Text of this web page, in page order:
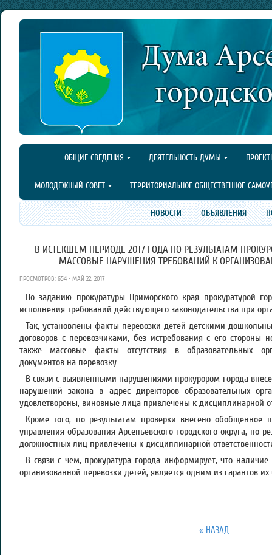
ОБЩИЕ СВЕДЕНИЯ ДЕЯТЕЛЬНОСТЬ ДУМЫ
МОЛОДЕЖНЫЙ СОВЕТ ТЕРРИТОРИАЛЬНОЕ ОБЩЕСТВЕННОЕ
НОВОСТИ ОБЪЯВЛЕНИЯ
В ИСТЕКШЕМ ПЕРИОДЕ 2017 ГОДА ПО РЕЗУЛЬТАТАМ
МАССОВЫЕ НАРУШЕНИЯ ТРЕБОВАНИЙ К
ПРОСМОТРОВ: 654 · МАЙ 22, 2017
По заданию прокуратуры Приморского края прокуратурой
исполнения требований действующего законодательства при
Так, установлены факты перевозки детей детскими
договоров с перевозчиками, без истребования с его стороны
также массовые факты отсутствия в образовательных
документов на перевозку.
В связи с выявленными нарушениями прокурором города
нарушений закона в адрес директоров образовательных
удовлетворены, виновные лица привлечены к дисциплинарной
Кроме того, по результатам проверки внесено обобщенное
управления образования Арсеньевского городского округа, по
должностных лиц привлечены к дисциплинарной
В связи с чем, прокуратура города информирует, что
организованной перевозки детей, является одним из гарантов их
« НАЗАД